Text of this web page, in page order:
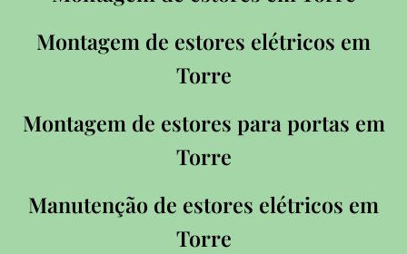
Montagem de estores elétricos em
Torre
Montagem de estores para portas em
Torre
Manutenção de estores elétricos em
Torre